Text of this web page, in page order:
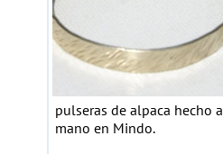
pulseras de alpaca hecho a
mano en Mindo.